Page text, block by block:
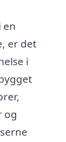
en
er det
i
og